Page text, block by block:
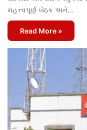
મહત્ત્વપૂર્ણ બેઠક અને…
Read More »